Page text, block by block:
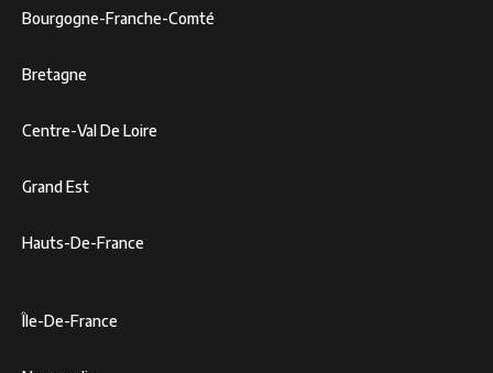
Bourgogne-Franche-Comté
Bretagne
Centre-Val De Loire
Grand Est
Hauts-De-France
Île-De-France